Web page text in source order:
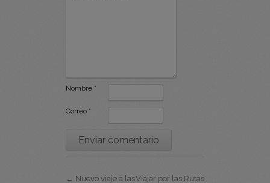
Nombre *
Correo *
← Nuevo viaje a lasViajar por las Rutas